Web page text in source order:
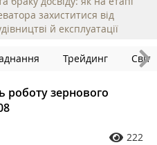
захиститися від
й експлуатації
Трейдинг Світ
роботу зернового
222